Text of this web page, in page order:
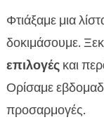
Φτιάξαμε μια
δοκιμάσουμε.
επιλογέςκαι
Ορίσαμε
προσαρμογές.